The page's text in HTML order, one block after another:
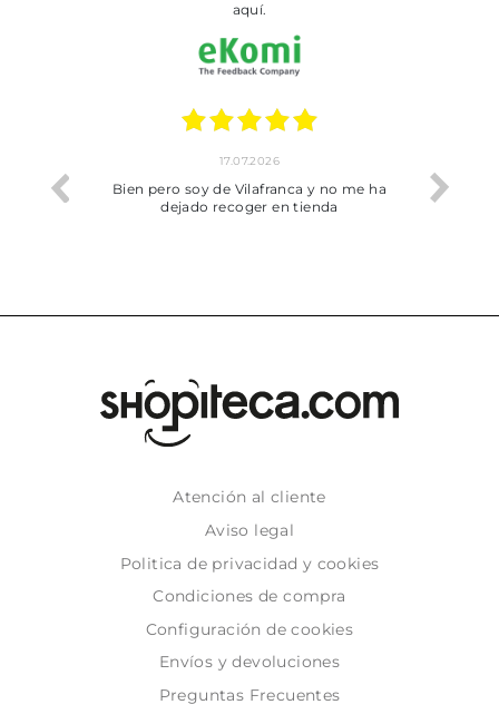
aquí.
trobat
17.07.2026
Bien pero soy de Vilafranca y no me ha
dejado recoger en tienda
Atención al cliente
Aviso legal
Politica de privacidad y cookies
Condiciones de compra
Configuración de cookies
Envíos y devoluciones
Preguntas Frecuentes